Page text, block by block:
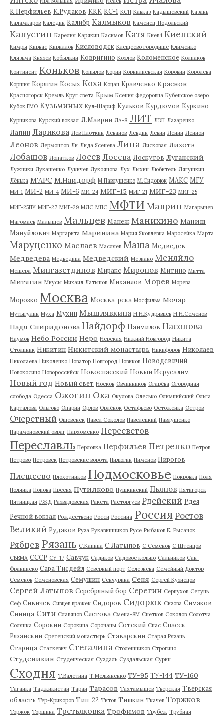
К.Перфильев К.Рудаков ККК КС-1 КСП Кавказ Кадышевский Казань
Каламкаров Каледин Калибр Калмыков Каменец-Подольский
Капустин Карелия Карякин Касимов Катя Киев4 Киенский
Кимры Кирвас Кириллов Кисловодск Клещеево городище Клименко
Клязьма Князев Кобылкин Ковригино Козлов Коломенское Колпаков
Континент Коньков Копылов Корин Корнилиевская Коровин Королева
Коршия Корягин Косых Коха Коцан Кравченко Краснов
Красногорск Кремль Круг света Крым Ксения Федоровна Кубенское озеро
Кубок ГМО Кузьминых Кул-Шариф Кульков Курдюмов Куркино
Курникова Курский вокзал Л.Маврин ЛА-8 ЛИТ ЛЭП Лазаренко
Лапин Ларикова Лев Плоткин Леванов Левдин Левин Ленин Леннон
Леонов Лермонтов Ли Лида Ясенева Лина Лисковая Лихотэ
Лобашов Лопатков Лосев Лосева Лоскутов Луганский
Лужники Лукашенко Лукичев Лукоянова Лух Лыхин Любитель Лягушкин
Лёнька М'АРС М.Найдорф М.Павлушенко М.Сидорюк МАКС МГУ
МИ-1 МИ-2 МИ-4 МИ-6 МИ-24 МИГ-15 МИГ-21 МИГ-23 МИГ-25
МИГ-25ПУ МИГ-27 МИГ-29 МЛС МПС МФТИ Маврин Магарычев
Магомаев Малышев Мальцев Манеж Манихино Маниш
Мануйлович Маргарита Маринина Мария Яковлевна Маросейка Марта
Маруценко Маслаев Масляев Маша Медведев
Медведева Медведица Медведский Мезиано Меняйло
Мещера Мингазетдинов Миракс Миронов Митино Митта
Митягин Миусы Михаил Латыпов Михайлов Морев Морева
Морозко Москва Москва-река Мосфильм Мочар
Мутыгулин Муха Мухин Мышлявкина Н.Н.Кудрявцев Н.Н.Семенов
Надя Спиридонова Найдорф Наймилов Насонова
Наумов Небо России Неро Нерская Нижний Новгород Никита
Столпник Никитин Никитский монастырь Никифоров Николаев
Николаева Николенко Новатор Новгород Новиков Новодевичий
Новокосино Новороссийск Новоспасский Новый Иерусалим
Новый год Новый свет Носков Овчинников Огарёва Огородная
слобода Одесса Ожогин Ока Окулова Олесько Олимпийский Ольга
Карталова Ольгово Опарин Орлов Орлёнок Остафьево Остоженка Остров
Очеретный Ошевенск Павел Соколов Павелецкий Павлушенко
Парамоновский овраг Пархоменко Пересветов
Переславль Перловка Перфильев Петренко Петров
Петрово Петровск Петровские ворота Пилюгин Пименов Пирогов
Плещеево Плохотников Подмосковье Покровка Поля
Полянка Попова Пресня Путилково Пушкинский Пьянов Пятигорск
Пятницкая РЖД Развадовская Ракета Расторгуев Рдейский Рдея
Речной вокзал Рождествено Росси Россина Россия Ростов
Великий Рудаков Руза Рукавишников Русе Рыбаков Е. Рысачок
Рябцев Рязань С.Капица С.Латыпов С.Семенов С.Штенцов
СВЕМА СССР СУ-17 Савчук Садиков Садовое кольцо Сальников Сан-
Франциско Сара Тисдейл Северный порт Селезнева Семейный Доктор
Семенов Семеновская Семушин Сенчурина Сеня Сергей Кузнецов
Сергей Латыпов Серебряный бор Серегин Серпухов Сетунь
Сеф Сивичев Сивцев вражек Сидоров Сидорюк Сизова Симаков
Синица Сити Славянов Слетова Смена-8М Снетков Соколов Солотча
Солянка Сорокин Сорокина Сорочаны Сотский Спас Спасск-
Рязанский Сретенский монастырь Ставарский Старая Рязань
Старица Статкевич Стегалина Столешников Строгино
Студеникин Студенческая Суздаль Суздальская Сурин
Сходня Т.Валетина Т.Мельяненко ТУ-95 ТУ-144 ТУ-160
Таганка Таджикистан Таран Тарасов Тахтамышев Тверская Тверская
область Тер-Крикоров Тип-22 Титов Тишкин Ткачев Торжков
Торжок Торшина Третьяковка Трофимов Трубеж Трубная